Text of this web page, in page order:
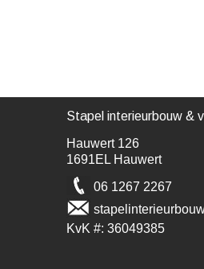
Stapel interieurbouw &
Hauwert 126
1691EL Hauwert
06 1267 2267
KvK #: 36049385